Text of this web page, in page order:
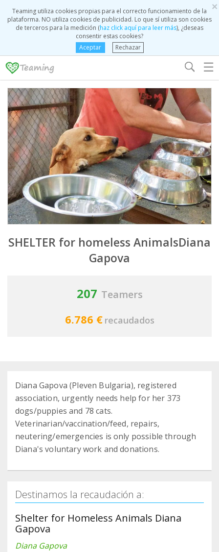
×
Teaming utiliza cookies propias para el correcto funcionamiento de la
plataforma. NO utiliza cookies de publicidad. Lo que sí utiliza son cookies
de terceros para la medición (haz click aquí para leer más), ¿deseas
consentir estas cookies?
Aceptar
Rechazar
☰
SHELTER for homeless AnimalsDiana
Gapova
207 Teamers
6.786 € recaudados
Diana Gapova (Pleven Bulgaria), registered
association, urgently needs help for her 373
dogs/puppies and 78 cats.
Veterinarian/vaccination/feed, repairs,
neutering/emergencies is only possible through
Diana's voluntary work and donations.
Destinamos la recaudación a:
Shelter for Homeless Animals Diana
Gapova
Diana Gapova